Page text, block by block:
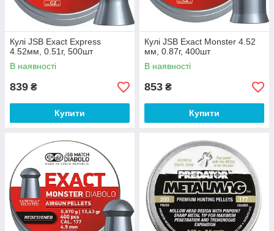
Кулі JSB Exact Express
4.52мм, 0.51г, 500шт
В наявності
839 ₴
Купити
Кулі JSB Exact Monster 4.52
мм, 0.87г, 400шт
В наявності
853 ₴
Купити